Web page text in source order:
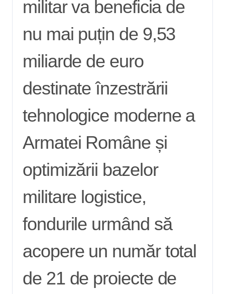
militar va beneficia de
nu mai puțin de 9,53
miliarde de euro
destinate înzestrării
tehnologice moderne a
Armatei Române și
optimizării bazelor
militare logistice,
fondurile urmând să
acopere un număr total
de 21 de proiecte de